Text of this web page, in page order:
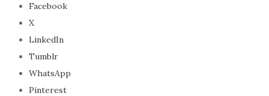
Facebook
X
LinkedIn
Tumblr
WhatsApp
Pinterest